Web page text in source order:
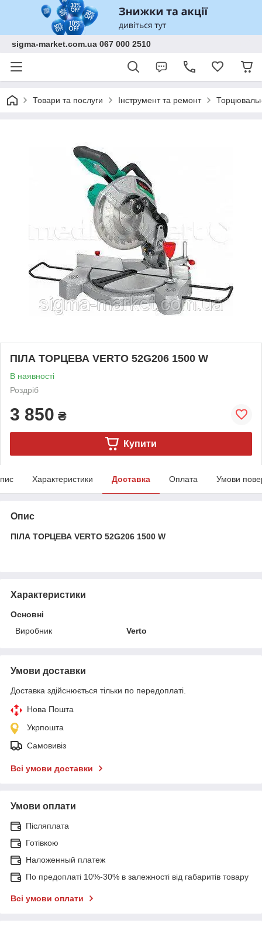
sigma-market.com.ua 067 000 2510
Товари та послуги Інструмент та ремонт
ПІЛА ТОРЦЕВА VERTO 52G206 1500 W
В наявності
Роздріб
3 850 ₴
Купити
Характеристики Доставка Оплата Умови
Опис
ПІЛА ТОРЦЕВА VERTO 52G206 1500 W
Характеристики
Основні
Виробник
Verto
Умови доставки
Доставка здійснюється тільки по передоплаті.
Нова Пошта
Укрпошта
Самовивіз
Всі умови доставки
Умови оплати
Післяплата
Готівкою
Наложенный платеж
По предоплаті 10%-30% в залежності від габаритів товару
Всі умови оплати